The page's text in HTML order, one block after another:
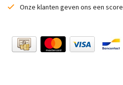
Onze klanten geven ons een score